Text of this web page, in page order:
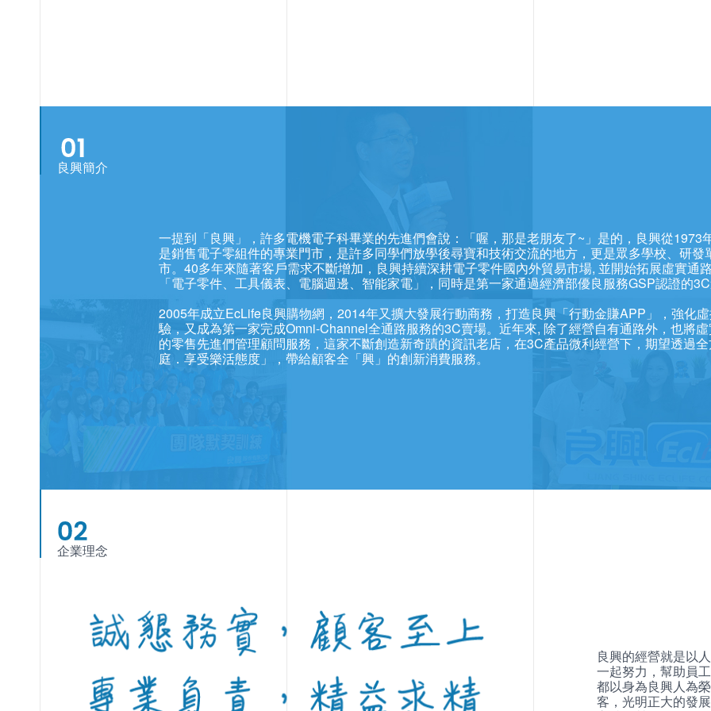
良興簡介
一提到「良興」，許多電機電子科畢業的先進們會說：「喔，那是老朋友了~」是的，良興從1973
是銷售電子零組件的專業門市，是許多同學們放學後尋寶和技術交流的地方，更是眾多學校、研
市。40多年來隨著客戶需求不斷增加，良興持續深耕電子零件國內外貿易市場, 並開始拓展虛實通
「電子零件、工具儀表、電腦週邊、智能家電」，同時是第一家通過經濟部優良服務GSP認證的
2005年成立EcLife良興購物網，2014年又擴大發展行動商務，打造良興「行動金賺APP」，強化
驗，又成為第一家完成Omni-Channel全通路服務的3C賣場。近年來, 除了經營自有通路外，也將
的零售先進們管理顧問服務，這家不斷創造新奇蹟的資訊老店，在3C產品微利經營下，期望透過
庭．享受樂活態度」，帶給顧客全「興」的創新消費服務。
企業理念
良興的經營就是以
一起努力，幫助員
都以身為良興人為
客，光明正大的發